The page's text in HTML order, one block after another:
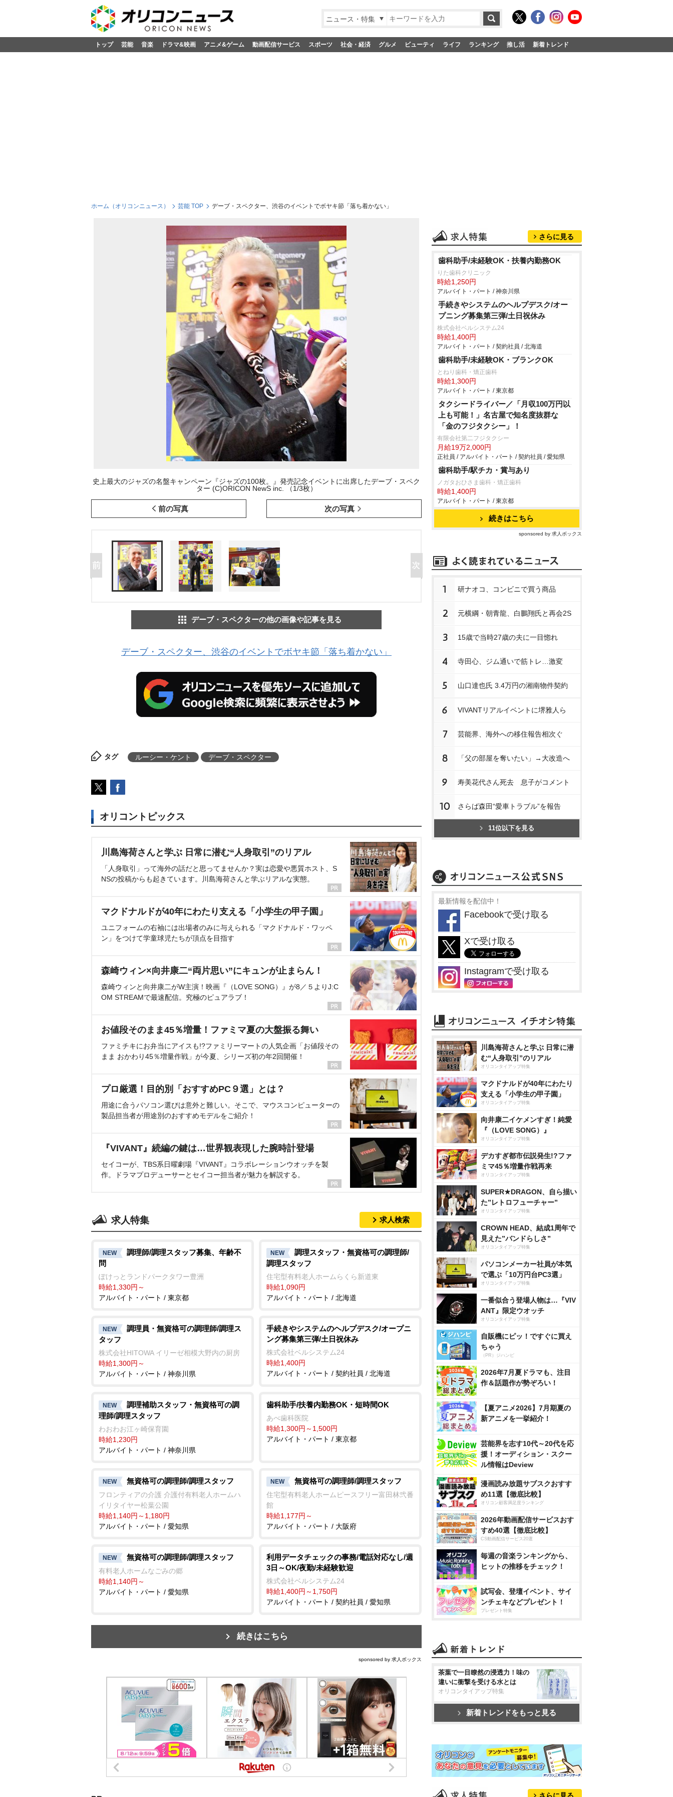
ニュース・特集
トップ 芸能 音楽 ドラマ&映画 アニメ&ゲーム 動画配信サービス スポーツ 社会・経済 グルメ ビューティ ライフ ランキング 推し活 新着トレンド
ホーム（オリコンニュース） 芸能 TOP デーブ・スペクター、渋谷のイベントでボヤキ節「落ち着かない」
史上最大のジャズの名盤キャンペーン『ジャズの100枚。』発売記念イベントに出席したデーブ・スペク
ター (C)ORICON NewS inc. （1/3枚）
前の写真 次の写真
デーブ・スペクターの他の画像や記事を見る
デーブ・スペクター、渋谷のイベントでボヤキ節「落ち着かない」
タグ ルーシー・ケント デーブ・スペクター
オリコントピックス
川島海荷さんと学ぶ 日常に潜む“人身取引”のリアル
「人身取引」って海外の話だと思ってませんか？実は恋愛や悪質ホスト、S
NSの投稿からも起きています。川島海荷さんと学ぶリアルな実態。
マクドナルドが40年にわたり支える「小学生の甲子園」
ユニフォームの右袖には出場者のみに与えられる「マクドナルド・ワッペ
ン」をつけて学童球児たちが頂点を目指す
森崎ウィン×向井康二“両片思い”にキュンが止まらん！
森崎ウィンと向井康二がW主演！映画『（LOVE SONG）』が8／５よりJ:C
OM STREAMで最速配信。究極のピュアラブ！
お値段そのまま45％増量！ファミマ夏の大盤振る舞い
ファミチキにお弁当にアイスも!?ファミリーマートの人気企画「お値段その
まま おかわり45％増量作戦」が今夏、シリーズ初の年2回開催！
プロ厳選！目的別「おすすめPC９選」とは？
用途に合うパソコン選びは意外と難しい。そこで、マウスコンピューターの
製品担当者が用途別のおすすめモデルをご紹介！
『VIVANT』続編の鍵は…世界観表現した腕時計登場
セイコーが、TBS系日曜劇場『VIVANT』コラボレーションウオッチを製
作。ドラマプロデューサーとセイコー担当者が魅力を解説する。
求人特集 求人検索
NEW
調理師/調理スタッフ募集、年齢不
問
ぽけっとランドパークタワー豊洲
時給1,330円～
アルバイト・パート / 東京都
NEW
調理スタッフ・無資格可の調理師/
調理スタッフ
住宅型有料老人ホームらくら新道東
時給1,090円
アルバイト・パート / 北海道
NEW
調理員・無資格可の調理師/調理ス
タッフ
株式会社HITOWA イリーゼ相模大野内の厨房
時給1,300円～
アルバイト・パート / 神奈川県
手続きやシステムのヘルプデスク/オープニ
ング募集第三弾/土日祝休み
株式会社ベルシステム24
時給1,400円
アルバイト・パート / 契約社員 / 北海道
NEW
調理補助スタッフ・無資格可の調
理師/調理スタッフ
わおわお江ヶ崎保育園
時給1,230円
アルバイト・パート / 神奈川県
歯科助手/扶養内勤務OK・短時間OK
あべ歯科医院
時給1,300円～1,500円
アルバイト・パート / 東京都
NEW 無資格可の調理師/調理スタッフ
フロンティアの介護 介護付有料老人ホームハ
イリタイヤー松葉公園
時給1,140円～1,180円
アルバイト・パート / 愛知県
NEW 無資格可の調理師/調理スタッフ
住宅型有料老人ホームピースフリー富田林弐番
館
時給1,177円～
アルバイト・パート / 大阪府
NEW 無資格可の調理師/調理スタッフ
有料老人ホームなごみの郷
時給1,140円～
アルバイト・パート / 愛知県
利用データチェックの事務/電話対応なし/週
3日～OK/夜勤/未経験歓迎
株式会社ベルシステム24
時給1,400円～1,750円
アルバイト・パート / 契約社員 / 愛知県
続きはこちら
sponsored by 求人ボックス
さらに見る
歯科助手/未経験OK・扶養内勤務OK
りた歯科クリニック
時給1,250円
アルバイト・パート / 神奈川県
手続きやシステムのヘルプデスク/オー
プニング募集第三弾/土日祝休み
株式会社ベルシステム24
時給1,400円
アルバイト・パート / 契約社員 / 北海道
歯科助手/未経験OK・ブランクOK
とねり歯科・矯正歯科
時給1,300円
アルバイト・パート / 東京都
タクシードライバー／「月収100万円以
上も可能！」名古屋で知名度抜群な
「金のフジタクシー」！
有限会社第二フジタクシー
月給19万2,000円
正社員 / アルバイト・パート / 契約社員 / 愛知県
歯科助手/駅チカ・賞与あり
ノガタおひさま歯科・矯正歯科
時給1,400円
アルバイト・パート / 東京都
続きはこちら
sponsored by 求人ボックス
1 研ナオコ、コンビニで買う商品
2 元横綱・朝青龍、白鵬翔氏と再会2S
3 15歳で当時27歳の夫に一目惚れ
4 寺田心、ジム通いで筋トレ…激変
5 山口達也氏 3.4万円の湘南物件契約
6 VIVANTリアルイベントに堺雅人ら
7 芸能界、海外への移住報告相次ぐ
8 「父の部屋を奪いたい」→大改造へ
9 寿美花代さん死去 息子がコメント
10 さらば森田“愛車トラブル”を報告
11位以下を見る
最新情報を配信中！
Facebookで受け取る
Xで受け取る
Instagramで受け取る
川島海荷さんと学ぶ 日常に潜
む“人身取引”のリアル
オリコンタイアップ特集
マクドナルドが40年にわたり
支える「小学生の甲子園」
オリコンタイアップ特集
向井康二イケメンすぎ！純愛
『（LOVE SONG）』
オリコンタイアップ特集
デカすぎ都市伝説発生!?ファ
ミマ45％増量作戦再来
オリコンタイアップ特集
SUPER★DRAGON、自ら描い
た”レトロフューチャー”
オリコンタイアップ特集
CROWN HEAD、結成1周年で
見えた”バンドらしさ”
オリコンタイアップ特集
パソコンメーカー社員が本気
で選ぶ「10万円台PC3選」
オリコンタイアップ特集
一番似合う登場人物は…『VIV
ANT』限定ウオッチ
オリコンタイアップ特集
自販機にピッ！ですぐに買え
ちゃう
（PR）ジハンピ
2026年7月夏ドラマも、注目
作＆話題作が勢ぞろい！
【夏アニメ2026】7月期夏の
新アニメを一挙紹介！
芸能界を志す10代～20代を応
援！オーディション・スクー
ル情報はDeview
漫画読み放題サブスクおすす
め11選【徹底比較】
オリコン顧客満足度ランキング
2026年動画配信サービスおす
すめ40選【徹底比較】
CS動画配信サービス20選
毎週の音楽ランキングから、
ヒットの推移をチェック！
試写会、登壇イベント、サイ
ンチェキなどプレゼント！
プレゼント特集
茶葉で一目瞭然の浸透力！味の
違いに衝撃を受ける水とは
オリコンタイアップ特集
新着トレンドをもっと見る